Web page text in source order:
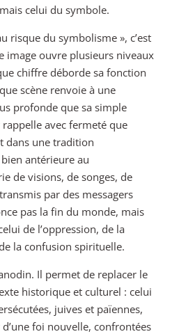
celui du symbole.
risque du symbolisme », c’est
image ouvre plusieurs niveaux
chiffre déborde sa fonction
scène renvoie à une
profonde que sa simple
rappelle avec fermeté que
dans une tradition
antérieure au
de visions, de songes, de
par des messagers
pas la fin du monde, mais
de l’oppression, de la
la confusion spirituelle.
Il permet de replacer le
historique et culturel : celui
juives et païennes,
foi nouvelle, confrontées